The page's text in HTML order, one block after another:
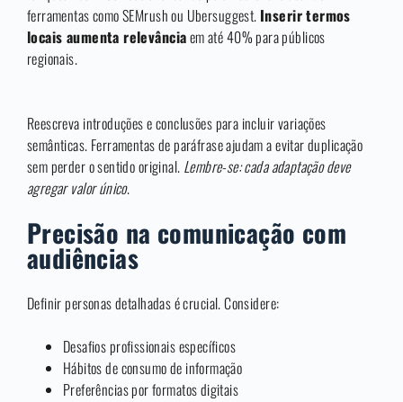
ferramentas como SEMrush ou Ubersuggest. Inserir termos
locais aumenta relevânciaem até 40% para públicos
regionais.
Reescreva introduções e conclusões para incluir variações
semânticas. Ferramentas de paráfrase ajudam a evitar duplicação
sem perder o sentido original. Lembre-se: cada adaptação deve
agregar valor único.
Precisão na comunicação com
audiências
Definir personas detalhadas é crucial. Considere:
Desafios profissionais específicos
Hábitos de consumo de informação
Preferências por formatos digitais